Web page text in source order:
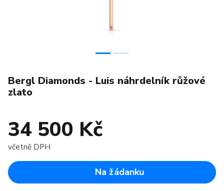
Bergl Diamonds - Luis náhrdelník růžové
zlato
34 500 Kč
včetně DPH
Na žádanku